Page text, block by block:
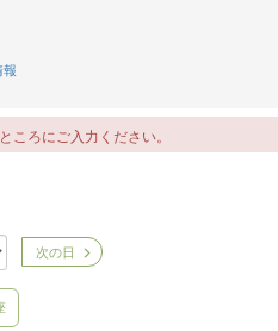
ころにご入力ください。
次の日